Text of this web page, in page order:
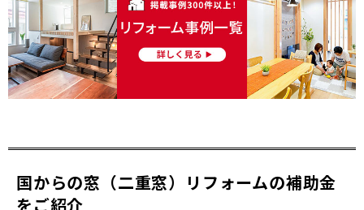
国からの窓（二重窓）リフォームの補助金
をご紹介